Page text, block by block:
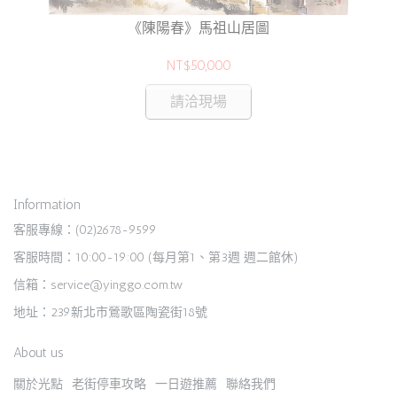
《陳陽春》馬祖山居圖
NT$50,000
請洽現場
Information
客服專線：(02)2678-9599
客服時間：10:00-19:00 (每月第1、第3週 週二館休)
信箱：service@yinggo.com.tw
地址：239新北市鶯歌區陶瓷街18號
About us
關於光點 老街停車攻略 一日遊推薦 聯絡我們